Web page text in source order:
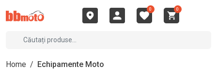
0 0
Home / Echipamente Moto